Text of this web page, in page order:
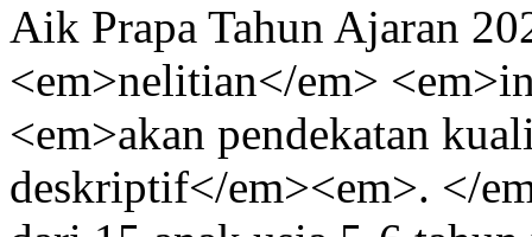
Aik Prapa Tahun Ajaran
<em>nelitian</em>
<em>akan pendekatan
deskriptif</em><em>. </